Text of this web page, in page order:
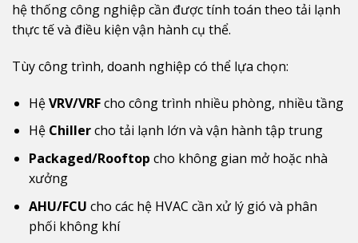
hệ thống công nghiệp cần được tính toán theo tải lạnh
thực tế và điều kiện vận hành cụ thể.
Tùy công trình, doanh nghiệp có thể lựa chọn:
HệVRV/VRFcho công trình nhiều phòng, nhiều tầng
Hệ Chillercho tải lạnh lớn và vận hành tập trung
Packaged/Rooftop cho không gian mở hoặc nhà
xưởng
AHU/FCU cho các hệ HVAC cần xử lý gió và phân
phối không khí